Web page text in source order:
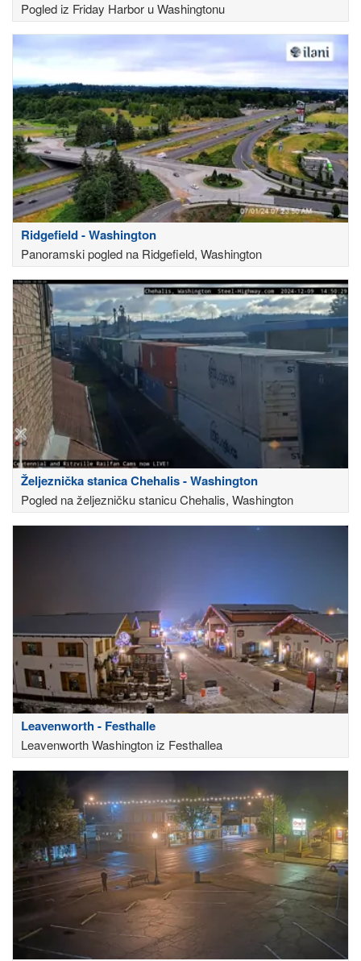
Pogled iz Friday Harbor u Washingtonu
Ridgefield - Washington
Panoramski pogled na Ridgefield, Washington
Željeznička stanica Chehalis - Washington
Pogled na željezničku stanicu Chehalis, Washington
Leavenworth - Festhalle
Leavenworth Washington iz Festhallea